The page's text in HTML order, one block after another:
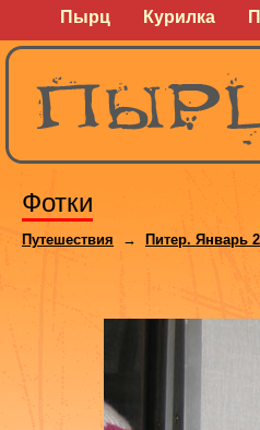
Пырц Курилка
Фотки
Путешествия → Питер. Январь